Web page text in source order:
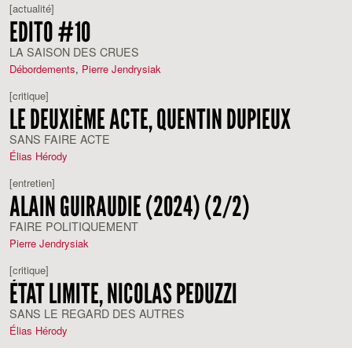
[actualité]
EDITO #10
LA SAISON DES CRUES
Débordements, Pierre Jendrysiak
[critique]
LE DEUXIÈME ACTE, QUENTIN DUPIEUX
SANS FAIRE ACTE
Élias Hérody
[entretien]
ALAIN GUIRAUDIE (2024) (2/2)
FAIRE POLITIQUEMENT
Pierre Jendrysiak
[critique]
ÉTAT LIMITE, NICOLAS PEDUZZI
SANS LE REGARD DES AUTRES
Élias Hérody